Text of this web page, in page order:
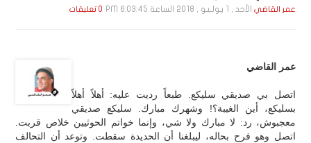
عمر القاضي الأحد , 1 يـولـيـو , 2018 الساعة 6:03:45 PM 0 تعليقات
عمر القاضي
اتصل بي صديقي سليكع. طبعاً رديت عليه: أهلاً أهلاً
بسليكع، أين الغيبة؟! وشهرك مبارك. سليكع صديقي
معجبوش، رد: لا مبارك ولا شي، وإنما خواتم الحوثيين خلاص قربت.
اتصل وهو فرح بحاله، ليبلغنا أن الحديدة سقطت. وتوعد أن التحالف